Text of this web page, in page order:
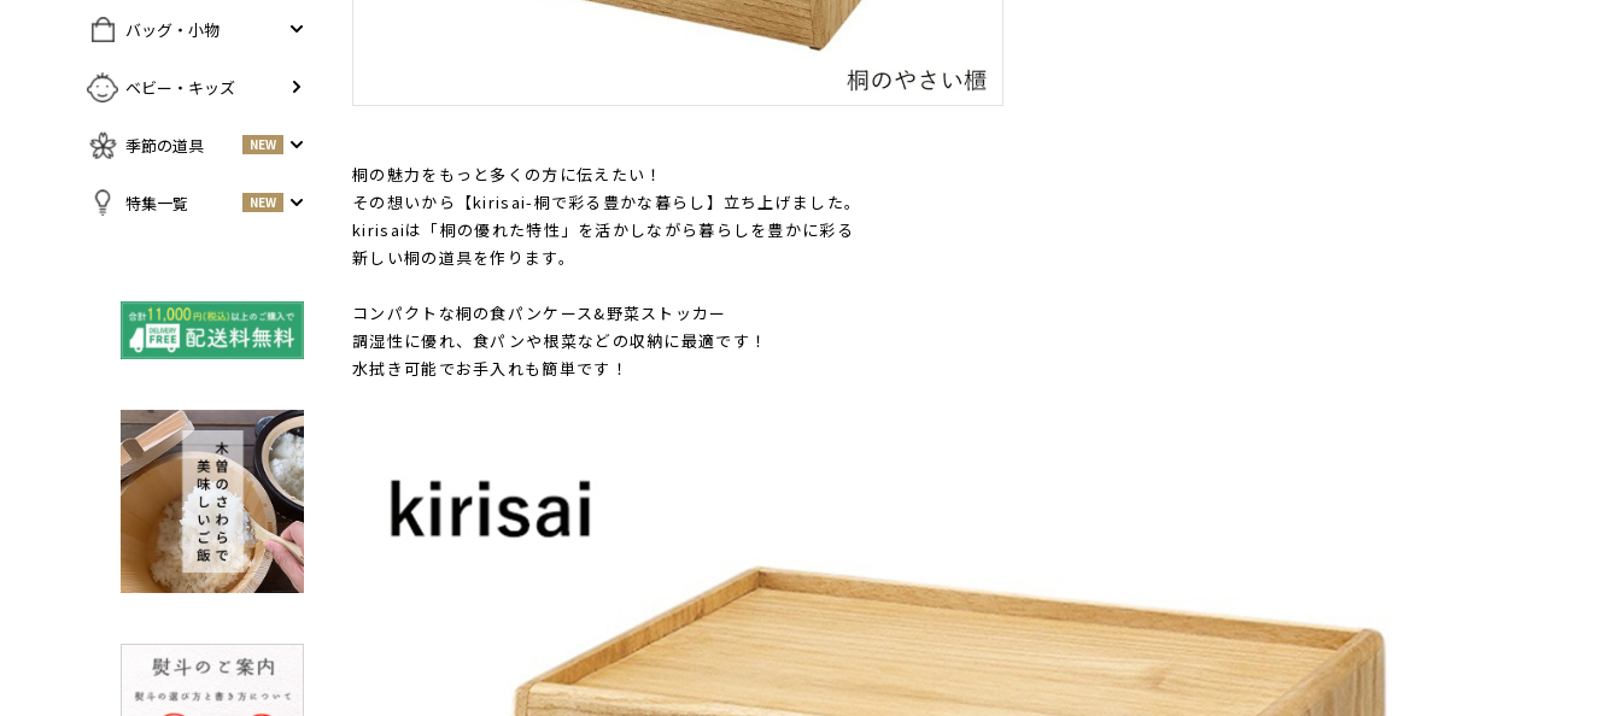
お弁当グッズ
ポット・鉄瓶
その他キッチンツール
PCアクセサリー
すべての商品を見る
コーヒー NEW
NEW
バッグ・小物
すべての商品をみる
名刺入れ・カードケース
ベビー・キッズ
季節の道具 NEW
すべての商品をみる
秋
特集一覧 NEW
よくある質問〈ほうき
全般〉
NEW
方
棕櫚箒と江戸箒の違い NEW
江戸箒の特徴 NEW
棕櫚箒の特徴 NEW
箒で見直す暮らしの基
準
NEW
ノスタルジックな肥前びーど
SUSgalleryと過ごす至福の時
桐の魅力をもっと多くの方に伝えたい！
その想いから【kirisai-桐で彩る豊かな暮らし】立ち上げました。
kirisaiは「桐の優れた特性」を活かしながら暮らしを豊かに彩る
新しい桐の道具を作ります。
コンパクトな桐の食パンケース&野菜ストッカー
調湿性に優れ、食パンや根菜などの収納に最適です！
水拭き可能でお手入れも簡単です！